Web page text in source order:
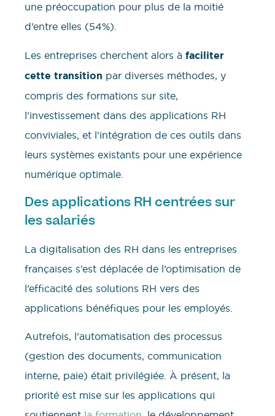
une préoccupation pour plus de la moitié
d’entre elles (54%).
Les entreprises cherchent alors à faciliter
cette transition par diverses méthodes, y
compris des formations sur site,
l’investissement dans des applications RH
conviviales, et l’intégration de ces outils dans
leurs systèmes existants pour une expérience
numérique optimale.
Des applications RH centrées sur
les salariés
La digitalisation des RH dans les entreprises
françaises s’est déplacée de l’optimisation de
l’efficacité des solutions RH vers des
applications bénéfiques pour les employés.
Autrefois, l’automatisation des processus
(gestion des documents, communication
interne, paie) était privilégiée. À présent, la
priorité est mise sur les applications qui